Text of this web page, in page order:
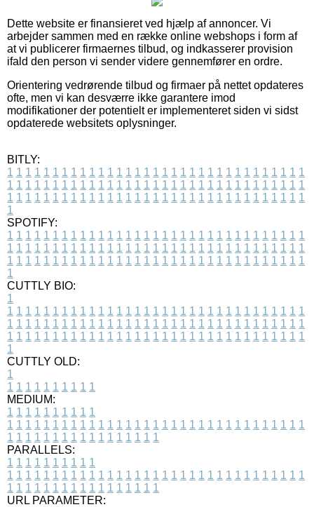
Dette website er finansieret ved hjælp af annoncer. Vi
arbejder sammen med en række online webshops i form af
at vi publicerer firmaernes tilbud, og indkasserer provision
ifald den person vi sender videre gennemfører en ordre.
Orientering vedrørende tilbud og firmaer på nettet opdateres
ofte, men vi kan desværre ikke garantere imod
modifikationer der potentielt er implementeret siden vi sidst
opdaterede websitets oplysninger.
BITLY:
1 1 1 1 1 1 1 1 1 1 1 1 1 1 1 1 1 1 1 1 1 1 1 1 1 1 1 1 1 1 1 1 1
1 1 1 1 1 1 1 1 1 1 1 1 1 1 1 1 1 1 1 1 1 1 1 1 1 1 1 1 1 1 1 1 1
1 1 1 1 1 1 1 1 1 1 1 1 1 1 1 1 1 1 1 1 1 1 1 1 1 1 1 1 1 1 1 1 1
1
SPOTIFY:
1 1 1 1 1 1 1 1 1 1 1 1 1 1 1 1 1 1 1 1 1 1 1 1 1 1 1 1 1 1 1 1 1
1 1 1 1 1 1 1 1 1 1 1 1 1 1 1 1 1 1 1 1 1 1 1 1 1 1 1 1 1 1 1 1 1
1 1 1 1 1 1 1 1 1 1 1 1 1 1 1 1 1 1 1 1 1 1 1 1 1 1 1 1 1 1 1 1 1
1
CUTTLY BIO:
1
1 1 1 1 1 1 1 1 1 1 1 1 1 1 1 1 1 1 1 1 1 1 1 1 1 1 1 1 1 1 1 1 1
1 1 1 1 1 1 1 1 1 1 1 1 1 1 1 1 1 1 1 1 1 1 1 1 1 1 1 1 1 1 1 1 1
1 1 1 1 1 1 1 1 1 1 1 1 1 1 1 1 1 1 1 1 1 1 1 1 1 1 1 1 1 1 1 1 1
1
CUTTLY OLD:
1
1 1 1 1 1 1 1 1 1 1
MEDIUM:
1 1 1 1 1 1 1 1 1 1
1 1 1 1 1 1 1 1 1 1 1 1 1 1 1 1 1 1 1 1 1 1 1 1 1 1 1 1 1 1 1 1 1
1 1 1 1 1 1 1 1 1 1 1 1 1 1 1 1 1
PARALLELS:
1 1 1 1 1 1 1 1 1 1
1 1 1 1 1 1 1 1 1 1 1 1 1 1 1 1 1 1 1 1 1 1 1 1 1 1 1 1 1 1 1 1 1
1 1 1 1 1 1 1 1 1 1 1 1 1 1 1 1 1
URL PARAMETER: